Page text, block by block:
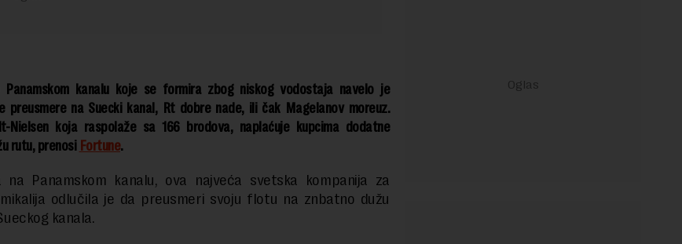
Panamskom kanalu koje se formira zbog niskog vodostaja navelo je
preusmere na Suecki kanal, Rt dobre nade, ili čak Magelanov moreuz.
Nielsen koja raspolaže sa 166 brodova, naplaćuje kupcima dodatne
rutu, prenosi Fortune.
na Panamskom kanalu, ova najveća svetska kompanija za
odlučila je da preusmeri svoju flotu na znbatno dužu
kanala.